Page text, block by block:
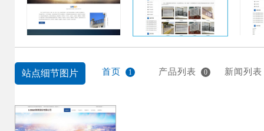
站点细节图片 首页 1 产品列表 0 新闻列表